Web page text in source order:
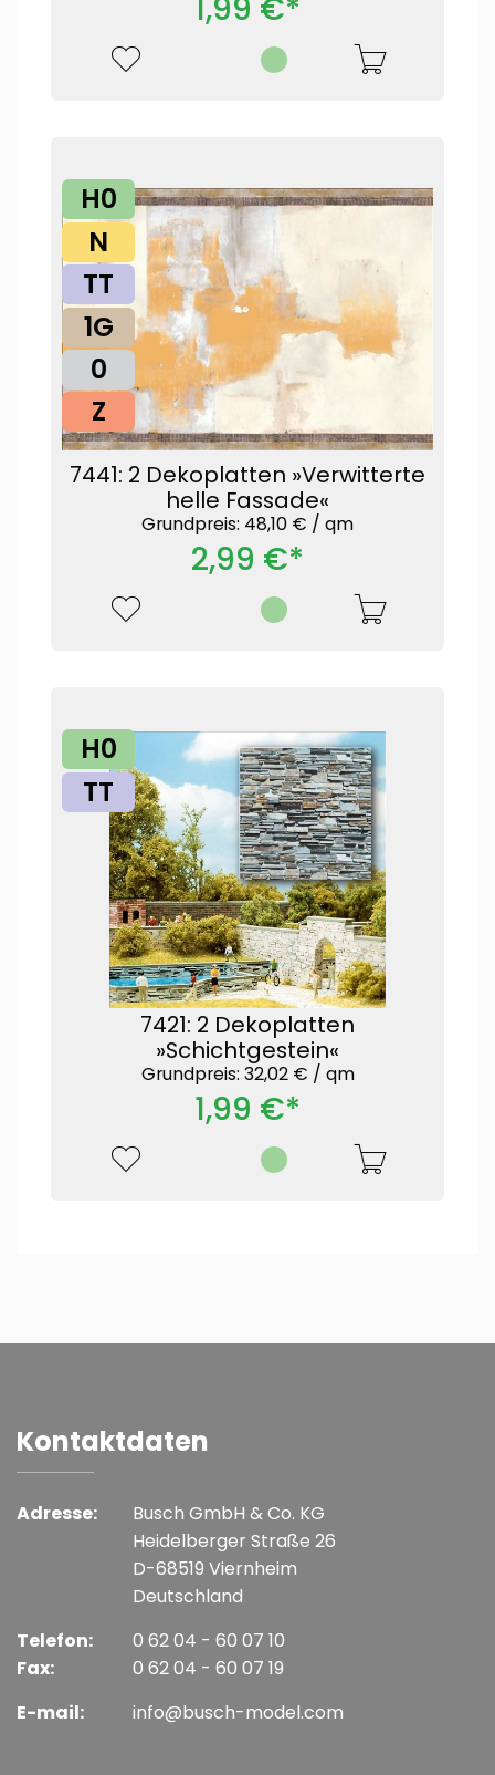
1,99 €*
H0
N
TT
1G
0
Z
7441: 2 Dekoplatten »Verwitterte
helle Fassade«
Grundpreis: 48,10 € / qm
2,99 €*
H0
TT
7421: 2 Dekoplatten
»Schichtgestein«
Grundpreis: 32,02 € / qm
1,99 €*
Kontaktdaten
Adresse:
Busch GmbH & Co. KG
Heidelberger Straße 26
D-68519 Viernheim
Deutschland
Telefon:
Fax:
0 62 04 - 60 07 10
0 62 04 - 60 07 19
E-mail:
info@busch-model.com